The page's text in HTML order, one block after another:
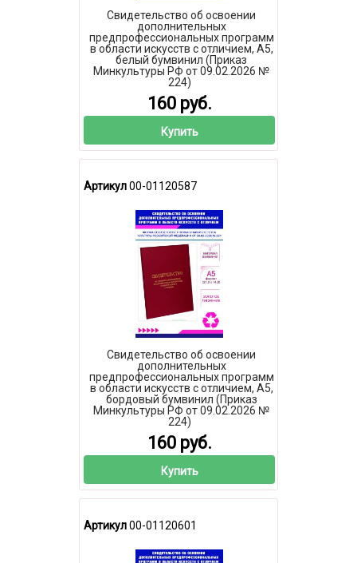
Свидетельство об освоении
дополнительных
предпрофессиональных программ
в области искусств с отличием, А5,
белый бумвинил (Приказ
Минкультуры РФ от 09.02.2026 №
224)
160 руб.
Купить
Артикул00-01120587
Свидетельство об освоении
дополнительных
предпрофессиональных программ
в области искусств с отличием, А5,
бордовый бумвинил (Приказ
Минкультуры РФ от 09.02.2026 №
224)
160 руб.
Купить
Артикул00-01120601